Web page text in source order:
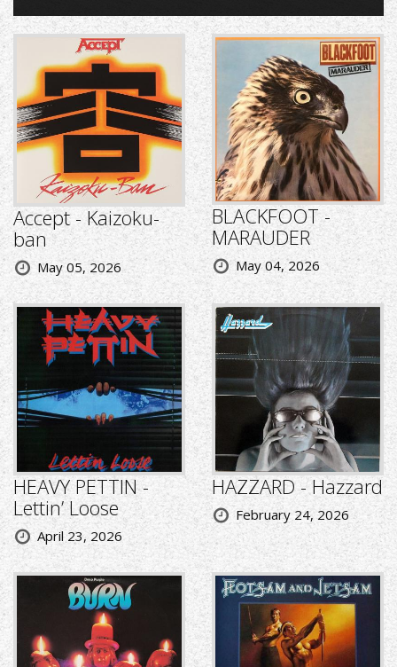
Accept - Kaizoku-
ban
May 05, 2026
BLACKFOOT -
MARAUDER
May 04, 2026
HEAVY PETTIN -
Lettin’ Loose
April 23, 2026
HAZZARD - Hazzard
February 24, 2026